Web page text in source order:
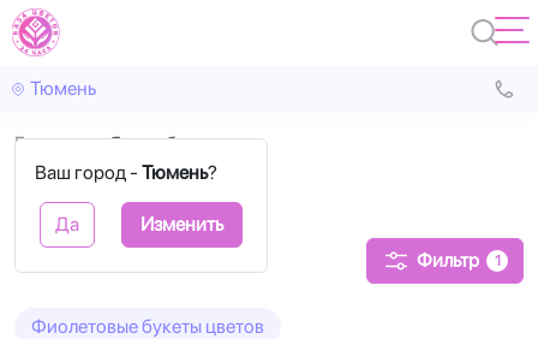
Тюмень
Ваш город - Тюмень?
Да Изменить
Главная Яркие букеты
Яркие букеты
Фильтр 1
Фиолетовые букеты цветов